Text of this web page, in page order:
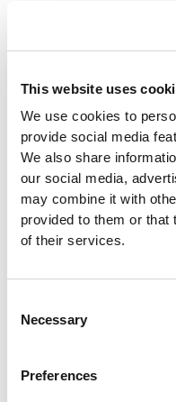
This website uses
We use cookies to
provide social media
We also share
our social media,
may combine it with
provided to them or that
of their services.
Selection
Necessary
Preferences
Xtreme L-Carnitine 20
Πρόληψη τραυματισμών
Αρθρώσεις!